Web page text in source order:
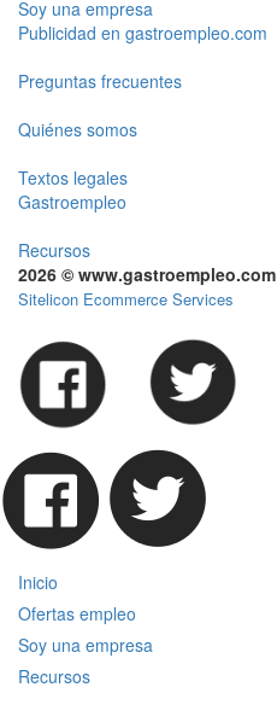
Soy una empresa
Publicidad en gastroempleo.com
Preguntas frecuentes
Quiénes somos
Textos legales
Gastroempleo
Recursos
2026 © www.gastroempleo.com
Sitelicon Ecommerce Services
Inicio
Ofertas empleo
Soy una empresa
Recursos